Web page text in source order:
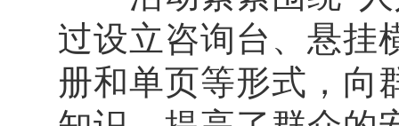
过设立咨询台、悬挂
册和单页等形式，向